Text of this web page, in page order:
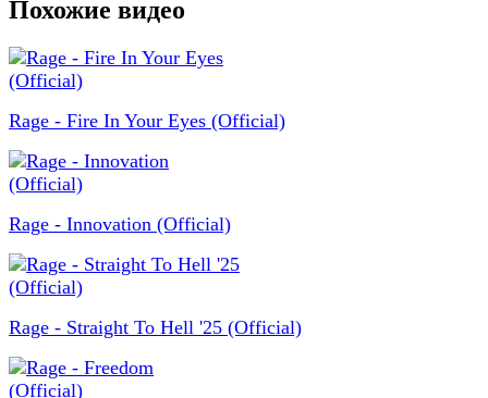
Похожие видео
Rage - Fire In Your Eyes (Official)
Rage - Innovation (Official)
Rage - Straight To Hell '25 (Official)